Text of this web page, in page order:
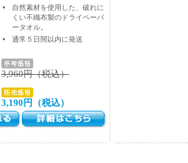
自然素材を使用した、破れに
くい不織布製のドライペーパ
ータオル。
通常５日間以内に発送
3,960円（税込）
3,190円（税込）